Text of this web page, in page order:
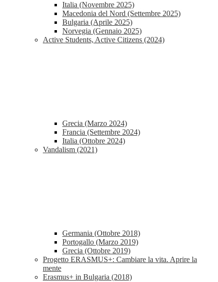
Italia (Novembre 2025)
Macedonia del Nord (Settembre 2025)
Bulgaria (Aprile 2025)
Norvegia (Gennaio 2025)
Active Students, Active Citizens (2024)
Grecia (Marzo 2024)
Francia (Settembre 2024)
Italia (Ottobre 2024)
Vandalism (2021)
Germania (Ottobre 2018)
Portogallo (Marzo 2019)
Grecia (Ottobre 2019)
Progetto ERASMUS+: Cambiare la vita. Aprire la
mente
Erasmus+ in Bulgaria (2018)